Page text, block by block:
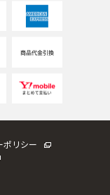
お悩みから探す TOP
ポリシー